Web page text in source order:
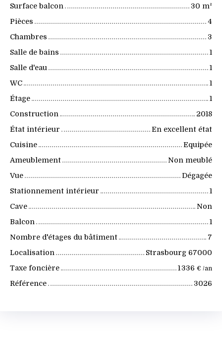
Surface balcon
30 m²
Pièces
4
Chambres
3
Salle de bains
1
Salle d'eau
1
WC
1
Étage
1
Construction
2018
État intérieur
En excellent état
Cuisine
Equipée
Ameublement
Non meublé
Vue
Dégagée
Stationnement intérieur
1
Cave
Non
Balcon
1
Nombre d'étages du bâtiment
7
Localisation
Strasbourg 67000
Taxe foncière
1 336 € /an
Référence 3026